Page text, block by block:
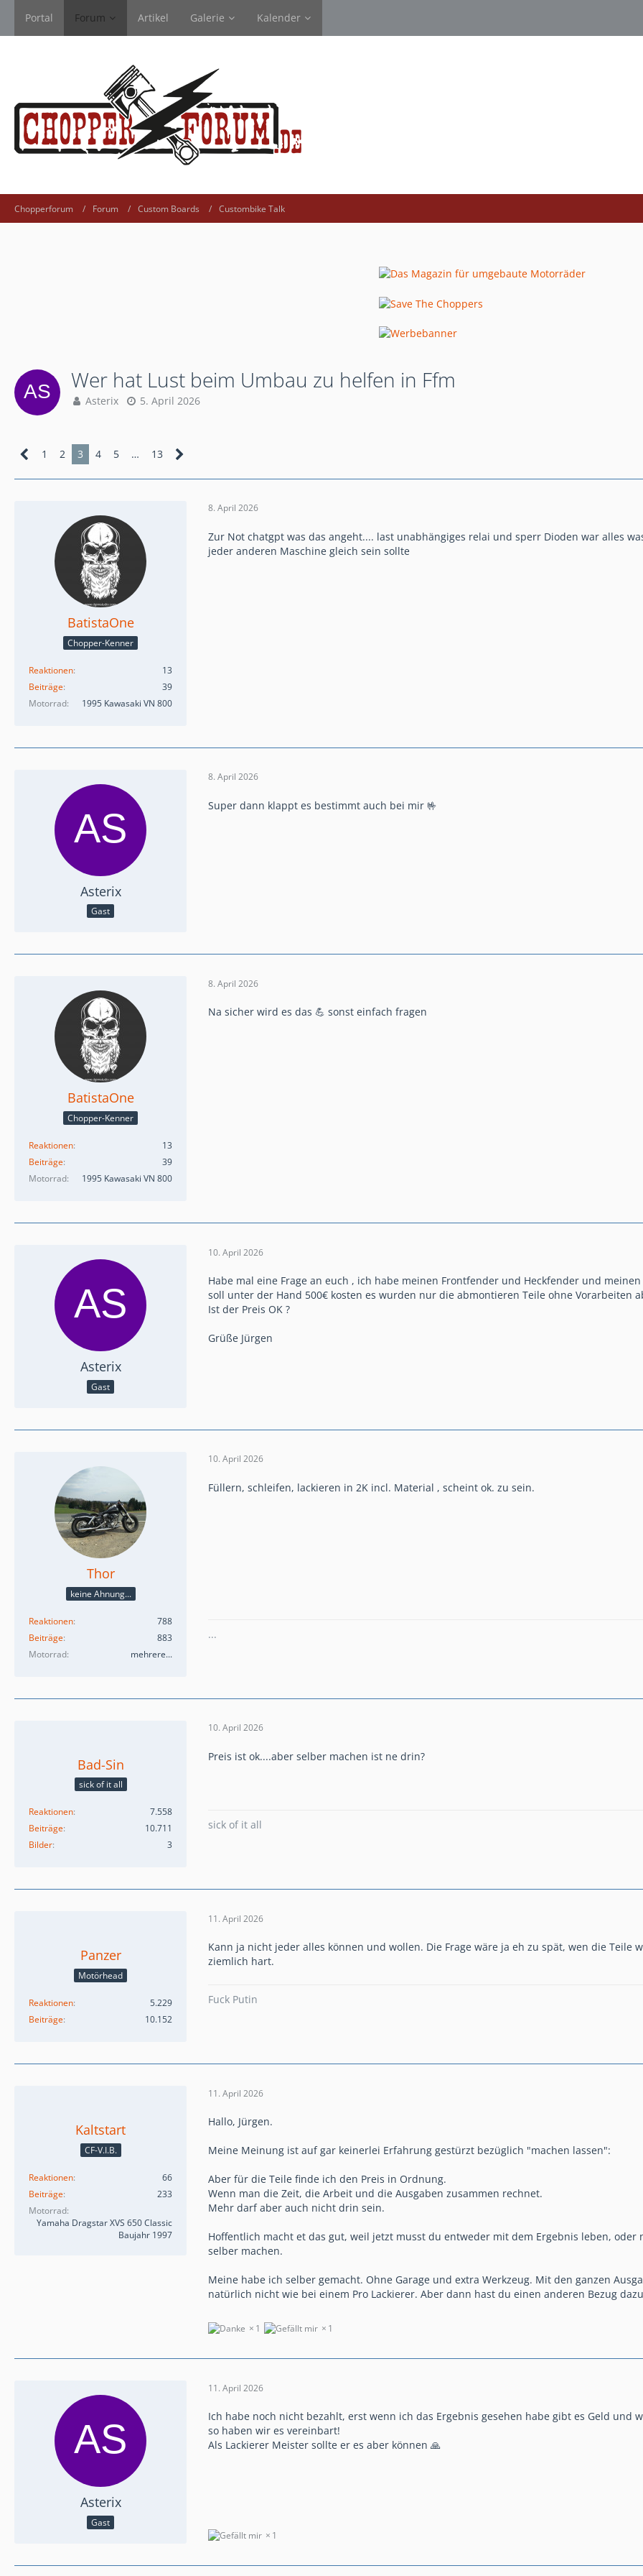
Portal Forum Artikel Galerie Kalender
Chopperforum Forum Custom Boards Custombike Talk
Wer hat Lust beim Umbau zu helfen in Ffm
Asterix 5. April 2026
1 2 3 4 5 … 13
BatistaOne
Chopper-Kenner
Reaktionen
13
Beiträge
39
Motorrad
1995 Kawasaki VN 800
8. April 2026
Zur Not chatgpt was das angeht.... last unabhängiges relai und sperr Dioden war alles
jeder anderen Maschine gleich sein sollte
Asterix
Gast
8. April 2026
Super dann klappt es bestimmt auch bei mir 🤟
BatistaOne
Chopper-Kenner
Reaktionen
13
Beiträge
39
Motorrad
1995 Kawasaki VN 800
8. April 2026
Na sicher wird es das 💪 sonst einfach fragen
Asterix
Gast
10. April 2026
Habe mal eine Frage an euch , ich habe meinen Frontfender und Heckfender und
soll unter der Hand 500€ kosten es wurden nur die abmontieren Teile ohne Vorarbeiten
Ist der Preis OK ?
Grüße Jürgen
Thor
keine Ahnung...
Reaktionen
788
Beiträge
883
Motorrad
mehrere...
10. April 2026
Füllern, schleifen, lackieren in 2K incl. Material , scheint ok. zu sein.
...
Bad-Sin
sick of it all
Reaktionen
7.558
Beiträge
10.711
Bilder
3
10. April 2026
Preis ist ok....aber selber machen ist ne drin?
sick of it all
Panzer
Motörhead
Reaktionen
5.229
Beiträge
10.152
11. April 2026
Kann ja nicht jeder alles können und wollen. Die Frage wäre ja eh zu spät, wen die Teile
ziemlich hart.
Fuck Putin
Kaltstart
CF-V.I.B.
Reaktionen
66
Beiträge
233
Motorrad
Yamaha Dragstar XVS 650 Classic
Baujahr 1997
11. April 2026
Hallo, Jürgen.
Meine Meinung ist auf gar keinerlei Erfahrung gestürzt bezüglich "machen lassen":
Aber für die Teile finde ich den Preis in Ordnung.
Wenn man die Zeit, die Arbeit und die Ausgaben zusammen rechnet.
Mehr darf aber auch nicht drin sein.
Hoffentlich macht et das gut, weil jetzt musst du entweder mit dem Ergebnis leben,
selber machen.
Meine habe ich selber gemacht. Ohne Garage und extra Werkzeug. Mit den ganzen
natürlich nicht wie bei einem Pro Lackierer. Aber dann hast du einen anderen Bezug
1 1
Asterix
Gast
11. April 2026
Ich habe noch nicht bezahlt, erst wenn ich das Ergebnis gesehen habe gibt es Geld und
so haben wir es vereinbart!
Als Lackierer Meister sollte er es aber können 🙏
1